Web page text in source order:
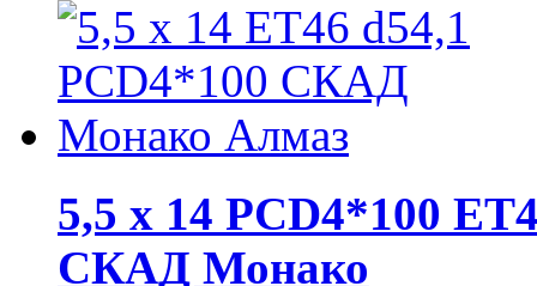
5,5 x 14 PCD4*100
СКАД Монако